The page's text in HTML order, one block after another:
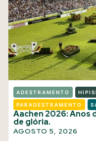
ADESTRAMENTO
PARADESTRAMENTO
Aachen 2026: Anos
de glória.
AGOSTO 5, 2026